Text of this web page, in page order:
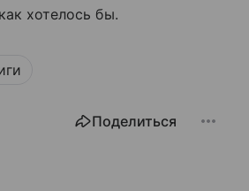
хотелось бы.
Поделиться